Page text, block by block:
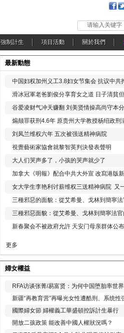
请输入关键字
強制計生 項目活動 關於我們
最新動態
中国妇权加州义工3.8妇女节集会 抗议中共
滑冰冠軍老爸劉俊分享育女之道 日子清貧
谷爱凌财气冲天赚翻 刘美贤情操高尚守本分
煽颠罪获刑4.6年 原贵州大学教授杨绍政刑
刘凤兰维权六年 五次被强送精神病院
視覺藝術家協會就黎智英判決發表聲明
大人们哭声多了，小孩的哭声就少了
加拿大《明報》配合中共大外宣 改寫港版
女大学生李艳利讨薪维权三送精神病院 又
三種邪惡的面貌：從艾希曼、戈林到簡寧法
三種邪惡面貌：從艾希曼、戈林到簡寧法官
新春聚会不被政府允許 天安门母亲群体公
更多
婦女權益
RFA访谈张菁/易富贤：为何中国堕胎率世
新疆“再教育营”再曝光女性遭酷刑、系统性
國際婦女節 婦權義工華盛頓控訴計生暴行
開放二孩政策 能改善中國人權狀況嗎？